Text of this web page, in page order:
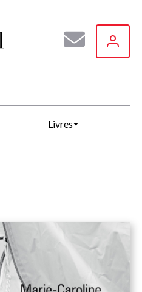
Livres